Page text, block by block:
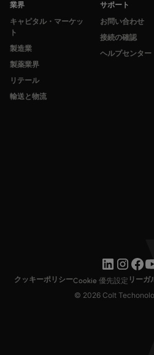
業界
キャピタル・マーケッ
ト
製造業
製薬業界
リテール
輸送と物流
サポート
お問い合わせ
接続の確認
ヘルプセンター
© 2026 Colt
クッキーポリシーCookie 優先設定 リーガ